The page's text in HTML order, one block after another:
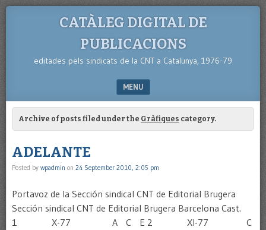
CATÀLEG DIGITAL DE
PUBLICACIONS
editades pels sindicats de la CNT a Catalunya, 1976-79
MENU
SKIP TO CONTENT
Archive of posts filed under the Gràfiques category.
ADELANTE
Posted by wpadmin on 24 September 2010, 2:05 pm
Portavoz de la Sección sindical CNT de Editorial Brugera
Sección sindical CNT de Editorial Brugera Barcelona Cast.
1 X-77 A C E 2 XI-77 C